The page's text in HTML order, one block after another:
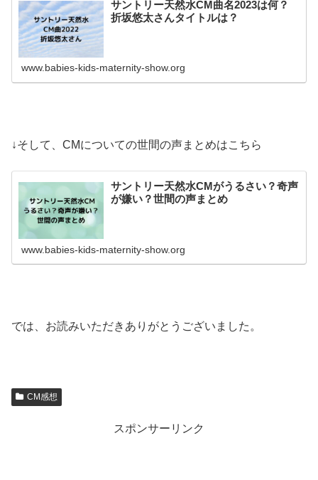
サントリー天然水CM曲名2023は何？
折坂悠太さんタイトルは？
www.babies-kids-maternity-show.org
↓そして、CMについての世間の声まとめはこちら
サントリー天然水CMがうるさい？奇声
が嫌い？世間の声まとめ
www.babies-kids-maternity-show.org
では、お読みいただきありがとうございました。
CM感想
スポンサーリンク